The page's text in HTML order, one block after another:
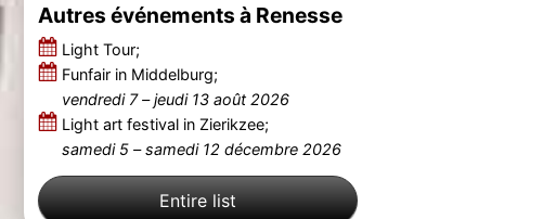
Autres événements à Renesse
Light Tour;
Funfair in Middelburg;
vendredi 7–jeudi 13 août 2026
Light art festival in Zierikzee;
samedi 5–samedi 12 décembre 2026
Entire list